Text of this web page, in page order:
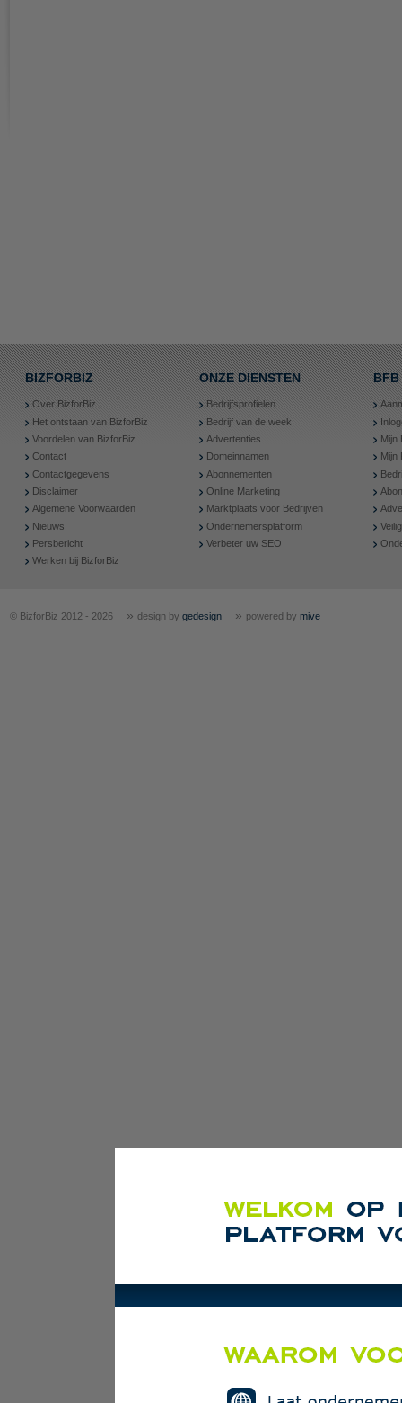
BIZFORBIZ
Over BizforBiz
Het ontstaan van BizforBiz
Voordelen van BizforBiz
Contact
Contactgegevens
Disclaimer
Algemene Voorwaarden
Nieuws
Persbericht
Werken bij BizforBiz
ONZE DIENSTEN
Bedrijfsprofielen
Bedrijf van de week
Advertenties
Domeinnamen
Abonnementen
Online Marketing
Marktplaats voor Bedrijven
Ondernemersplatform
Verbeter uw SEO
BFB
Mijn
Mijn
© BizforBiz 2012 - 2026 » design by gedesign » powered by mive